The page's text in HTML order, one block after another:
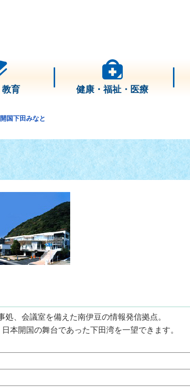
育 健康・福祉・医療
国下田みなと
、会議室を備えた南伊豆の情報発信拠点。
本開国の舞台であった下田湾を一望できます。